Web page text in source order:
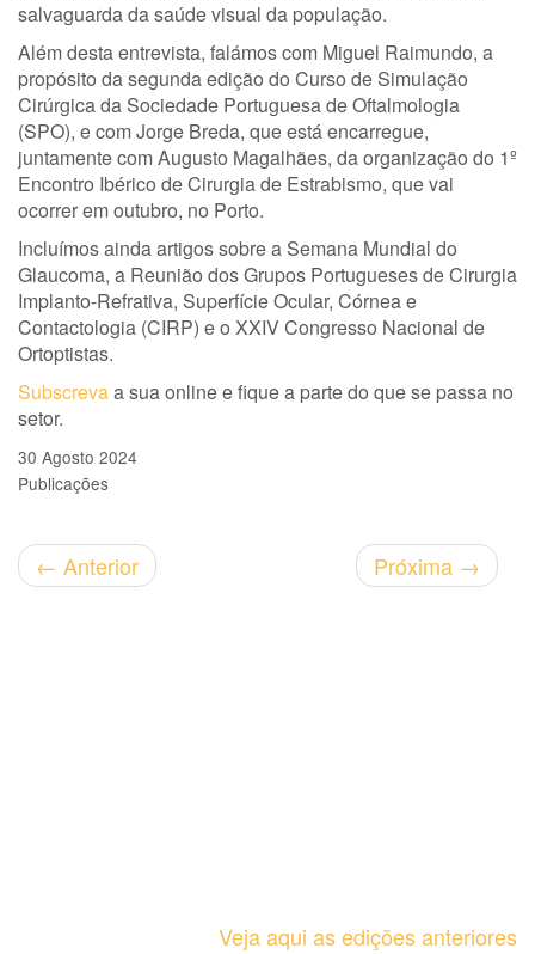
salvaguarda da saúde visual da população.
Além desta entrevista, falámos com Miguel Raimundo, a
propósito da segunda edição do Curso de Simulação
Cirúrgica da Sociedade Portuguesa de Oftalmologia
(SPO), e com Jorge Breda, que está encarregue,
juntamente com Augusto Magalhães, da organização do 1º
Encontro Ibérico de Cirurgia de Estrabismo, que vai
ocorrer em outubro, no Porto.
Incluímos ainda artigos sobre a Semana Mundial do
Glaucoma, a Reunião dos Grupos Portugueses de Cirurgia
Implanto-Refrativa, Superfície Ocular, Córnea e
Contactologia (CIRP) e o XXIV Congresso Nacional de
Ortoptistas.
Subscrevaa sua online e fique a parte do que se passa no
setor.
30 Agosto 2024
Publicações
← Anterior Próxima →
Veja aqui as edições anteriores